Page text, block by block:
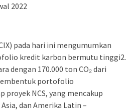
2022
pada hari ini mengumumkan
kredit karbon bermutu tinggi2.
dengan 170.000 ton CO₂ dari
portofolio
proyek NCS, yang mencakup
dan Amerika Latin –